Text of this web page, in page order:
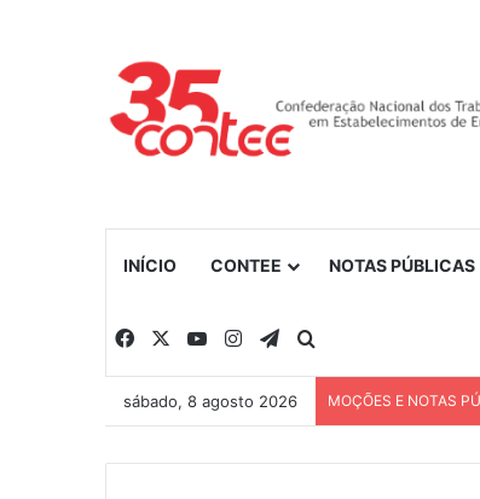
INÍCIO CONTEE NOTAS PÚBLICAS
Facebook YouTubeInstagramTelegram
sábado, 8 agosto 2026 MOÇÕES E NOTAS